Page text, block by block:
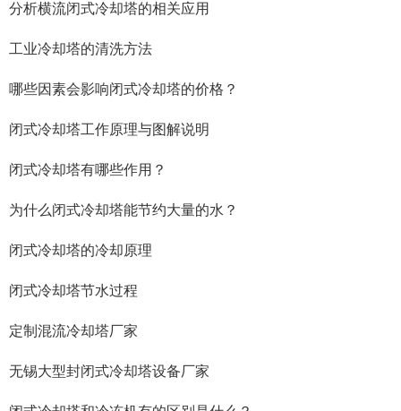
分析横流闭式冷却塔的相关应用
工业冷却塔的清洗方法
哪些因素会影响闭式冷却塔的价格？
闭式冷却塔工作原理与图解说明
闭式冷却塔有哪些作用？
为什么闭式冷却塔能节约大量的水？
闭式冷却塔的冷却原理
闭式冷却塔节水过程
定制混流冷却塔厂家
无锡大型封闭式冷却塔设备厂家